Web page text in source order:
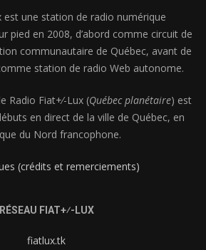
est une station de radio numérique
pied en 2008, d’abord comme circuit de
communautaire de Québec, avant de
station de radio Web autonome.
Radio Fiat+⁄-Lux (Québec planétaire) est
en direct de la ville de Québec, en
du Nord francophone.
(crédits et remerciements)
RÉSEAU FIAT+⁄-LUX
fiatlux.tk